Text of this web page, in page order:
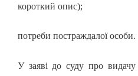
короткий опис);
потреби постраждалої особи.
У заяві до суду про